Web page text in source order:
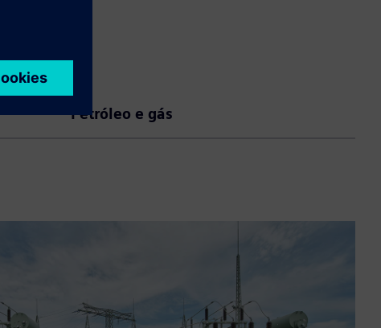
Petróleo e gás